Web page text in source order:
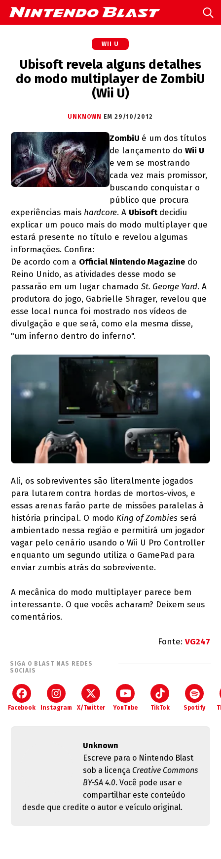
WII U
Ubisoft revela alguns detalhes
do modo multiplayer de ZombiU
(Wii U)
UNKNOWN EM 29/10/2012
ZombiU é um dos títulos
de lançamento doWii U
e vem se mostrando
cada vez mais promissor,
buscando conquistar o
público que procura
experiências mais hardcore. A Ubisoftdecidiu
explicar um pouco mais do modo multiplayer que
estará presente no título e revelou algumas
informações. Confira:
De acordo com a Official Nintendo Magazine do
Reino Unido, as atividades desse modo se
passarão em um lugar chamadoSt. George Yard. A
produtora do jogo, Gabrielle Shrager, revelou que
esse local nunca foi mostrado nos vídeos de
divulgação e que será, como ela mesma disse,
"um inferno dentro do inferno".
Ali, os sobreviventes são literalmente jogados
para lutarem contra hordas de mortos-vivos, e
essas arenas farão parte de missões paralelas à
história principal. O modo King of Zombies será
ambientado nessa região e permitirá um jogador
vagar pelo cenário usando o Wii U Pro Controller
enquanto um segundo utiliza o GamePad para
enviar zumbis atrás do sobrevivente.
A mecânica do modo multiplayer parece bem
interessante. O que vocês acharam? Deixem seus
comentários.
Fonte: VG247
SIGA O BLAST NAS REDES
SOCIAIS
Facebook Instagram X/Twitter YouTube TikTok Spotify
Unknown
Escreve para o Nintendo Blast
sob a licença Creative Commons
BY-SA 4.0. Você pode usar e
compartilhar este conteúdo
desde que credite o autor e veículo original.